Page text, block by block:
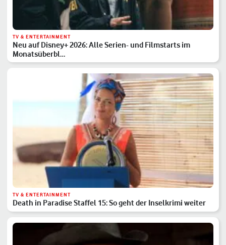
TV & ENTERTAINMENT
Neu auf Disney+ 2026: Alle Serien- und Filmstarts im
Monatsüberbl…
TV & ENTERTAINMENT
Death in Paradise Staffel 15: So geht der Inselkrimi weiter